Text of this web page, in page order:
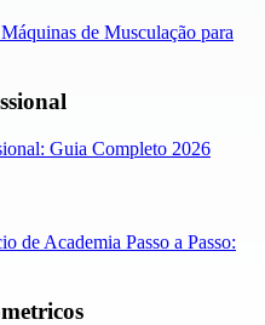
de Musculação para
Guia Completo 2026
de Academia Passo a Passo: